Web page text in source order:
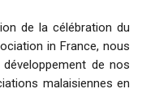
de la célébration du
in France, nous
de nos
malaisiennes en